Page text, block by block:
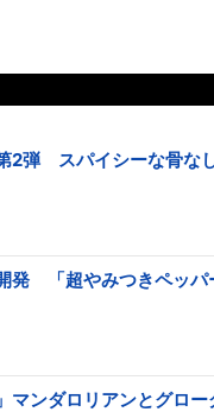
2弾 スパイシーな骨な
発 「超やみつきペッパ
マンダロリアンとグロ